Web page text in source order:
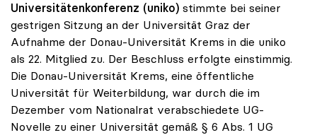
Universitätenkonferenz (uniko) stimmte bei seiner
gestrigen Sitzung an der Universität Graz der
Aufnahme der Donau-Universität Krems in die uniko
als 22. Mitglied zu. Der Beschluss erfolgte einstimmig.
Die Donau-Universität Krems, eine öffentliche
Universität für Weiterbildung, war durch die im
Dezember vom Nationalrat verabschiedete UG-
Novelle zu einer Universität gemäß § 6 Abs. 1 UG